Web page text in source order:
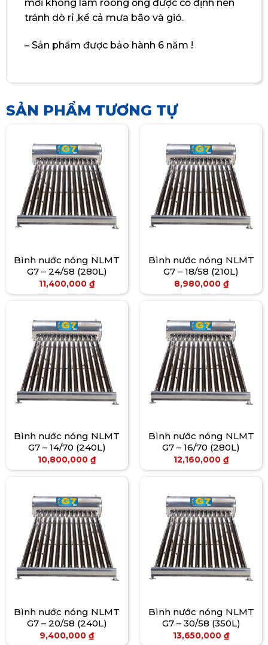
mới không làm roong ống được cố định nên
tránh dò rỉ ,kể cả mưa bão và gió.
– Sản phẩm được bảo hành 6 năm !
SẢN PHẨM TƯƠNG TỰ
Bình nước nóng NLMT
G7 – 24/58 (280L)
11,400,000₫
Bình nước nóng NLMT
G7 – 18/58 (210L)
8,980,000 ₫
Bình nước nóng NLMT
G7 – 14/70 (240L)
10,800,000₫
Bình nước nóng NLMT
G7 – 16/70 (280L)
12,160,000₫
Bình nước nóng NLMT
G7 – 20/58 (240L)
9,400,000₫
Bình nước nóng NLMT
G7 – 30/58 (350L)
13,650,000₫